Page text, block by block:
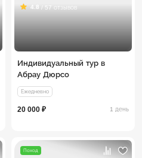
4.8 / 57 отзывов
Индивидуальный тур в
Абрау Дюрсо
Ежедневно
20 000 ₽ 1 день
Поход